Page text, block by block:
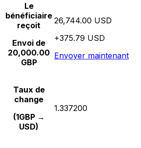
Le
bénéficiaire
reçoit
Envoi de
20,000.00
GBP
26,744.00 USD
+375.79 USD
Envoyer maintenant
Taux de
change
(1GBP →
USD)
1.337200